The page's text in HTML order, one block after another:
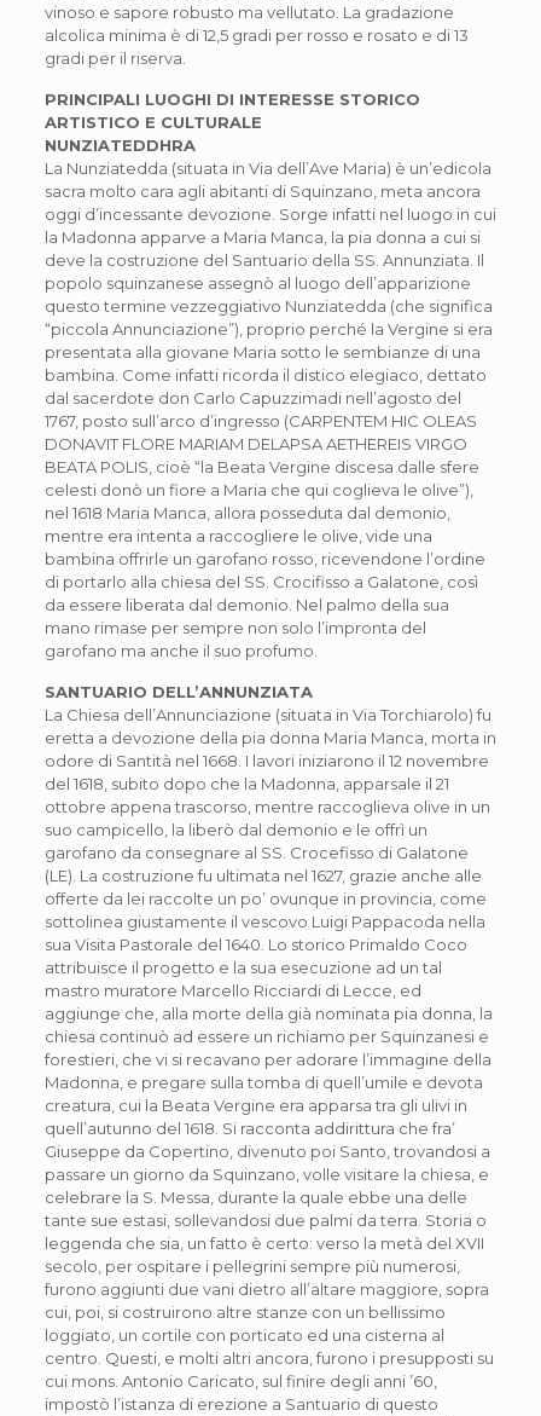
vinoso e sapore robusto ma vellutato. La gradazione
alcolica minima è di 12,5 gradi per rosso e rosato e di 13
gradi per il riserva.
PRINCIPALI LUOGHI DI INTERESSE STORICO
ARTISTICO E CULTURALE
NUNZIATEDDHRA
La Nunziatedda (situata in Via dell’Ave Maria) è un’edicola
sacra molto cara agli abitanti di Squinzano, meta ancora
oggi d’incessante devozione. Sorge infatti nel luogo in cui
la Madonna apparve a Maria Manca, la pia donna a cui si
deve la costruzione del Santuario della SS. Annunziata. Il
popolo squinzanese assegnò al luogo dell’apparizione
questo termine vezzeggiativo Nunziatedda (che significa
“piccola Annunciazione”), proprio perché la Vergine si era
presentata alla giovane Maria sotto le sembianze di una
bambina. Come infatti ricorda il distico elegiaco, dettato
dal sacerdote don Carlo Capuzzimadi nell’agosto del
1767, posto sull’arco d’ingresso (CARPENTEM HIC OLEAS
DONAVIT FLORE MARIAM DELAPSA AETHEREIS VIRGO
BEATA POLIS, cioè “la Beata Vergine discesa dalle sfere
celesti donò un fiore a Maria che qui coglieva le olive”),
nel 1618 Maria Manca, allora posseduta dal demonio,
mentre era intenta a raccogliere le olive, vide una
bambina offrirle un garofano rosso, ricevendone l’ordine
di portarlo alla chiesa del SS. Crocifisso a Galatone, così
da essere liberata dal demonio. Nel palmo della sua
mano rimase per sempre non solo l’impronta del
garofano ma anche il suo profumo.
SANTUARIO DELL’ANNUNZIATA
La Chiesa dell’Annunciazione (situata in Via Torchiarolo) fu
eretta a devozione della pia donna Maria Manca, morta in
odore di Santità nel 1668. I lavori iniziarono il 12 novembre
del 1618, subito dopo che la Madonna, apparsale il 21
ottobre appena trascorso, mentre raccoglieva olive in un
suo campicello, la liberò dal demonio e le offrì un
garofano da consegnare al SS. Crocefisso di Galatone
(LE). La costruzione fu ultimata nel 1627, grazie anche alle
offerte da lei raccolte un po’ ovunque in provincia, come
sottolinea giustamente il vescovo Luigi Pappacoda nella
sua Visita Pastorale del 1640. Lo storico Primaldo Coco
attribuisce il progetto e la sua esecuzione ad un tal
mastro muratore Marcello Ricciardi di Lecce, ed
aggiunge che, alla morte della già nominata pia donna, la
chiesa continuò ad essere un richiamo per Squinzanesi e
forestieri, che vi si recavano per adorare l’immagine della
Madonna, e pregare sulla tomba di quell’umile e devota
creatura, cui la Beata Vergine era apparsa tra gli ulivi in
quell’autunno del 1618. Si racconta addirittura che fra’
Giuseppe da Copertino, divenuto poi Santo, trovandosi a
passare un giorno da Squinzano, volle visitare la chiesa, e
celebrare la S. Messa, durante la quale ebbe una delle
tante sue estasi, sollevandosi due palmi da terra. Storia o
leggenda che sia, un fatto è certo: verso la metà del XVII
secolo, per ospitare i pellegrini sempre più numerosi,
furono aggiunti due vani dietro all’altare maggiore, sopra
cui, poi, si costruirono altre stanze con un bellissimo
loggiato, un cortile con porticato ed una cisterna al
centro. Questi, e molti altri ancora, furono i presupposti su
cui mons. Antonio Caricato, sul finire degli anni ’60,
impostò l’istanza di erezione a Santuario di questo